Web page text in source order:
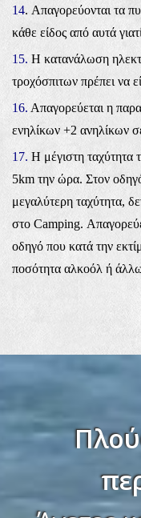
14. Απαγορεύονται τα
κάθε είδος από αυτά
15. Η κατανάλωση
τροχόσπιτων πρέπει να
16. Απαγορεύεται η
ενηλίκων +2 ανηλίκων
17. Η μέγιστη ταχύτητα
5km την ώρα. Στον
μεγαλύτερη ταχύτητα,
στο Camping.
οδηγό που κατά την
ποσότητα αλκοόλ ή